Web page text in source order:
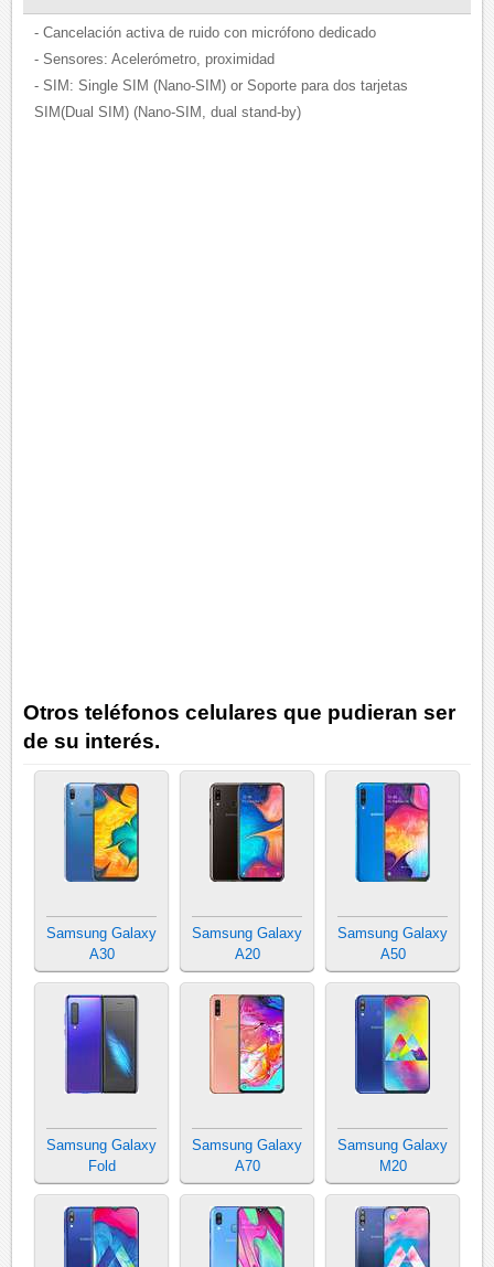
- Cancelación activa de ruido con micrófono dedicado
- Sensores: Acelerómetro, proximidad
- SIM: Single SIM (Nano-SIM) or Soporte para dos tarjetas
SIM(Dual SIM) (Nano-SIM, dual stand-by)
Otros teléfonos celulares que pudieran ser
de su interés.
Samsung Galaxy
A30
Samsung Galaxy
A20
Samsung Galaxy
A50
Samsung Galaxy
Fold
Samsung Galaxy
A70
Samsung Galaxy
M20